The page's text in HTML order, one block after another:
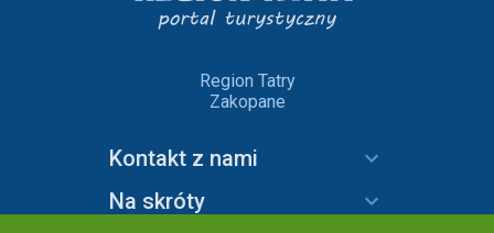
Region Tatry
Zakopane
Kontakt z nami
Na skróty